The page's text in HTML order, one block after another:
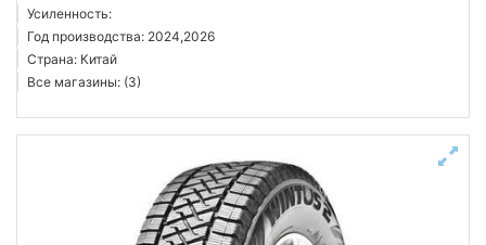
Усиленность:
Год производства: 2024,2026
Страна: Китай
Все магазины: (3)